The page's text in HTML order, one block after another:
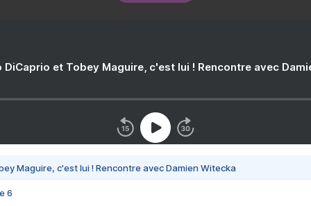
DiCaprio et Tobey Maguire, c'est lui ! Rencontre avec
Maguire, c'est lui ! Rencontre avec Damien Witecka
6